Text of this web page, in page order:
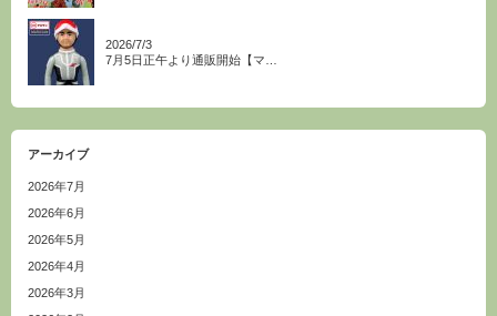
2026/7/3
7月5日正午より通販開始【マ…
アーカイブ
2026年7月
2026年6月
2026年5月
2026年4月
2026年3月